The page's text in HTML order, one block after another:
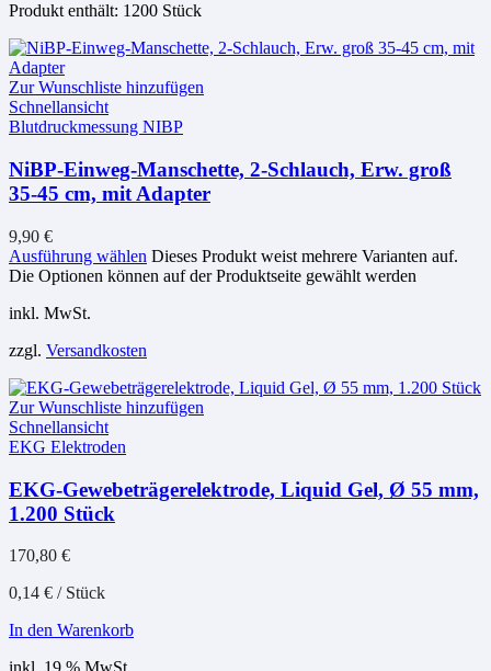
Produkt enthält: 1200 Stück
Zur Wunschliste hinzufügen
Schnellansicht
Blutdruckmessung NIBP
NiBP-Einweg-Manschette, 2-Schlauch, Erw. groß
35-45 cm, mit Adapter
9,90 €
Ausführung wählen Dieses Produkt weist mehrere Varianten auf.
Die Optionen können auf der Produktseite gewählt werden
inkl. MwSt.
zzgl. Versandkosten
Zur Wunschliste hinzufügen
Schnellansicht
EKG Elektroden
EKG-Gewebeträgerelektrode, Liquid Gel, Ø 55 mm,
1.200 Stück
170,80 €
0,14 € / Stück
In den Warenkorb